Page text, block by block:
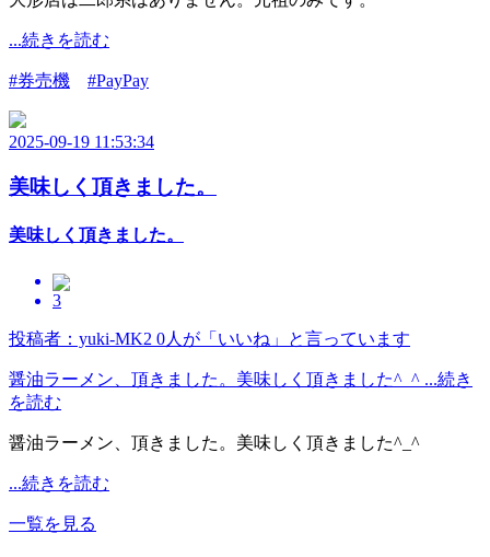
...続きを読む
#券売機 #PayPay
2025-09-19 11:53:34
美味しく頂きました。
美味しく頂きました。
3
投稿者：yuki-MK2 0人が「いいね」と言っています
醤油ラーメン、頂きました。美味しく頂きました^_^ ...続き
を読む
醤油ラーメン、頂きました。美味しく頂きました^_^
...続きを読む
一覧を見る